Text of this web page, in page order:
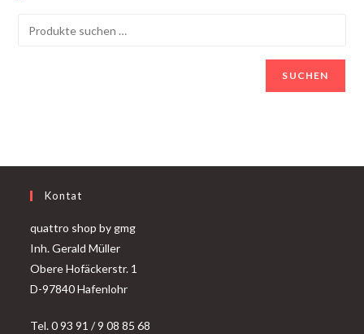
SUCHEN
Kontat
quattro shop by gmg
Inh. Gerald Müller
Obere Hofäckerstr. 1
D-97840 Hafenlohr
Tel. 0 93 91 / 9 08 85 68